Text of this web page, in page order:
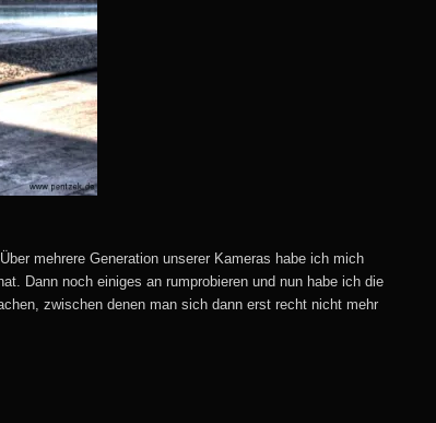
mehrere Generation unserer Kameras habe ich mich
Dann noch einiges an rumprobieren und nun habe ich die
zwischen denen man sich dann erst recht nicht mehr